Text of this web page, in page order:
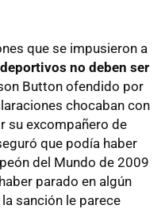
que se impusieron a
no deben ser
Button ofendido por
chocaban con
su excompañero de
que podía haber
del Mundo de 2009
parado en algún
sanción le parece